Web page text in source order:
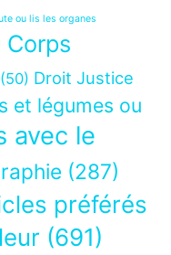
ou lis les organes
Corps
(50) Droit Justice
et légumes ou
avec le
(287)
préférés
(691)